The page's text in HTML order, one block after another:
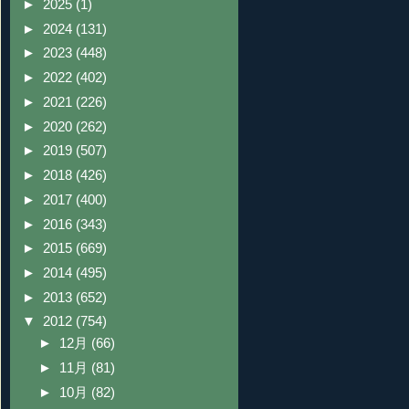
► 2025 (1)
► 2024 (131)
► 2023 (448)
► 2022 (402)
► 2021 (226)
► 2020 (262)
► 2019 (507)
► 2018 (426)
► 2017 (400)
► 2016 (343)
► 2015 (669)
► 2014 (495)
► 2013 (652)
▼ 2012 (754)
► 12月 (66)
► 11月 (81)
► 10月 (82)